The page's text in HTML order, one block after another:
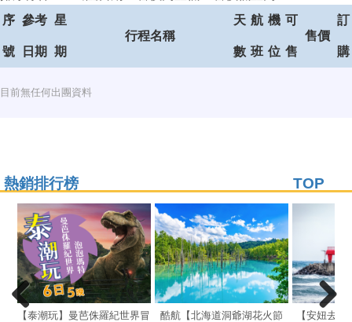
序
號
參考
日期
星
期
行程名稱
天
數
航
班
機
位
可
售
售價
訂
購
目前無任何出團資料
熱銷排行榜 TOP
【泰潮玩】曼芭侏羅紀世界冒
酷航【北海道洞爺湖花火節
【安妞去